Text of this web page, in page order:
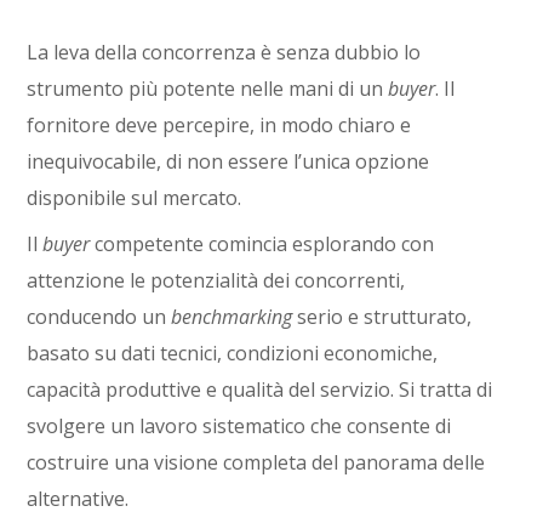
La leva della concorrenza è senza dubbio lo
strumento più potente nelle mani di unbuyer. Il
fornitore deve percepire, in modo chiaro e
inequivocabile, di non essere l’unica opzione
disponibile sul mercato.
Ilbuyercompetente comincia esplorando con
attenzione le potenzialità dei concorrenti,
conducendo unbenchmarkingserio e strutturato,
basato su dati tecnici, condizioni economiche,
capacità produttive e qualità del servizio. Si tratta di
svolgere un lavoro sistematico che consente di
costruire una visione completa del panorama delle
alternative.